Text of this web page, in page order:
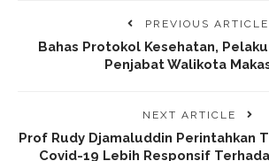
PREVIOUS ARTICLE
Bahas Protokol Kesehatan,
Penjabat Walikota
NEXT ARTICLE
Prof Rudy Djamaluddin Perintahkan
Covid-19 Lebih Responsif